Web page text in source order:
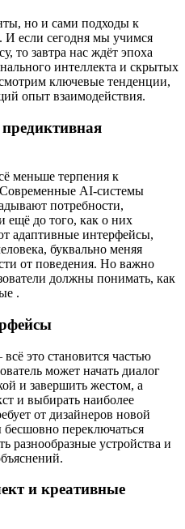
но и сами подходы к
И если сегодня мы учимся
то завтра нас ждёт эпоха
интеллекта и скрытых
ключевые тенденции,
опыт взаимодействия.
меньше терпения к
AI‑системы
потребности,
ещё до того, как о них
адаптивные интерфейсы,
буквально меняя
от поведения. Но важно
должны понимать, как
.
это становится частью
может начать диалог
и завершить жестом, а
и выбирать наиболее
от дизайнеров новой
переключаться
разнообразные устройства и
и креативные